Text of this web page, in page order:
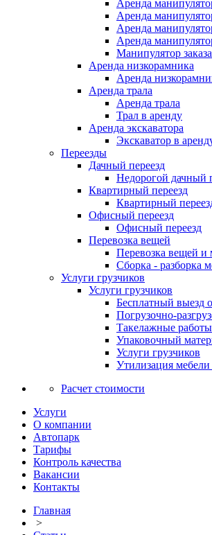
Аренда
Аренда
Аренда
Аренда
Манипулятор
Аренда низкорамника
Аренда
Аренда трала
Аренда трала
Трал в аренду
Аренда экскаватора
Экскаватор в
Переезды
Дачный переезд
Недорогой дачный
Квартирный переезд
Квартирный
Офисный переезд
Офисный переезд
Перевозка вещей
Перевозка вещей и
Сборка - разборка
Услуги грузчиков
Услуги грузчиков
Бесплатный выезд
Погрузочно-
Такелажные работы
Упаковочный
Услуги грузчиков
Утилизация
Расчет стоимости
Услуги
О компании
Автопарк
Тарифы
Контроль качества
Вакансии
Контакты
Главная
>